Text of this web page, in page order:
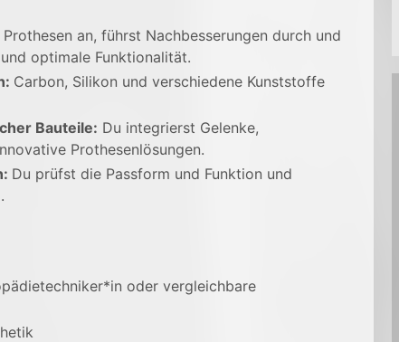
an, führst Nachbesserungen durch und
optimale Funktionalität.
Carbon, Silikon und verschiedene Kunststoffe
Bauteile: Du integrierst Gelenke,
Prothesenlösungen.
Du prüfst die Passform und Funktion und
oder vergleichbare